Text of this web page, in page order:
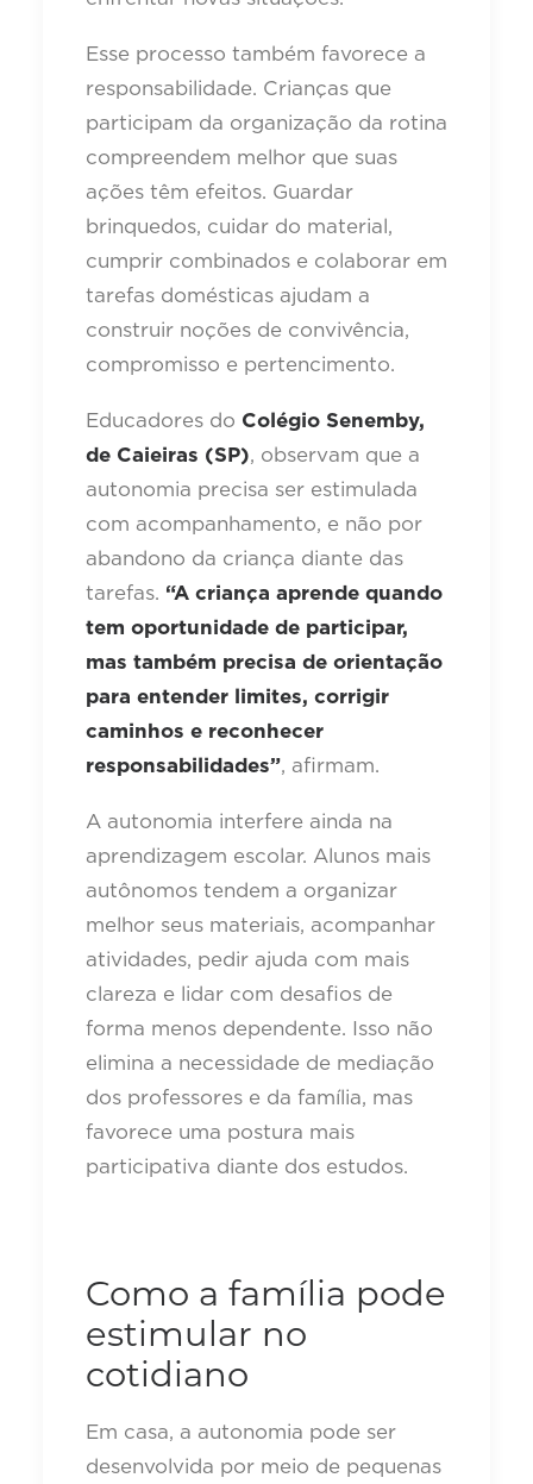
Esse processo também favorece a
responsabilidade. Crianças que
participam da organização da rotina
compreendem melhor que suas
ações têm efeitos. Guardar
brinquedos, cuidar do material,
cumprir combinados e colaborar em
tarefas domésticas ajudam a
construir noções de convivência,
compromisso e pertencimento.
Educadores do Colégio Senemby,
de Caieiras (SP), observam que a
autonomia precisa ser estimulada
com acompanhamento, e não por
abandono da criança diante das
tarefas. “A criança aprende quando
tem oportunidade de participar,
mas também precisa de orientação
para entender limites, corrigir
caminhos e reconhecer
responsabilidades”, afirmam.
A autonomia interfere ainda na
aprendizagem escolar. Alunos mais
autônomos tendem a organizar
melhor seus materiais, acompanhar
atividades, pedir ajuda com mais
clareza e lidar com desafios de
forma menos dependente. Isso não
elimina a necessidade de mediação
dos professores e da família, mas
favorece uma postura mais
participativa diante dos estudos.
Como a família pode
estimular no
cotidiano
Em casa, a autonomia pode ser
desenvolvida por meio de pequenas